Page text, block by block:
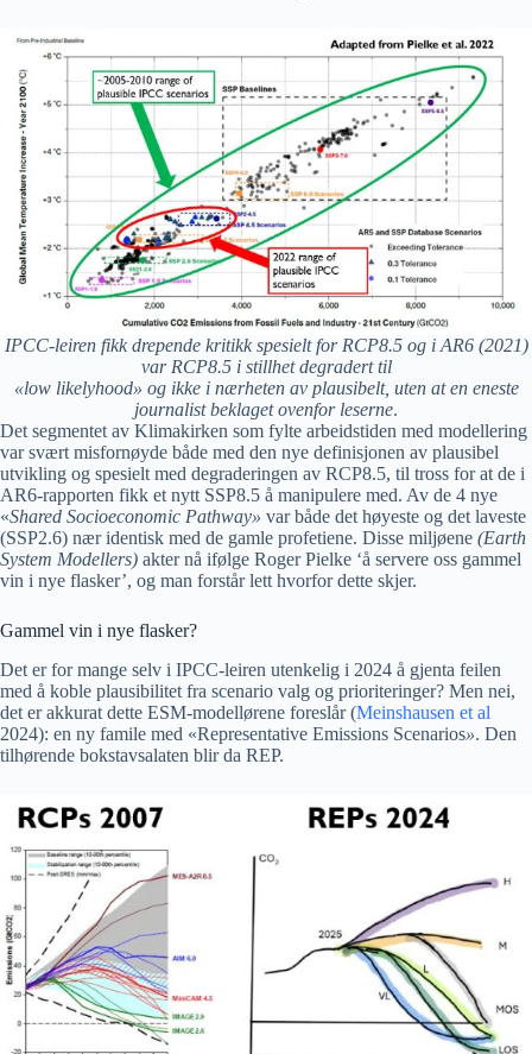
IPCC-leiren fikk drepende kritikk spesielt for RCP8.5 og i AR6 (2021)
var RCP8.5 i stillhet degradert til
«low likelyhood» og ikke i nærheten av plausibelt, uten at en eneste
journalist beklaget ovenfor leserne.
Det segmentet av Klimakirken som fylte arbeidstiden med modellering
var svært misfornøyde både med den nye definisjonen av plausibel
utvikling og spesielt med degraderingen av RCP8.5, til tross for at de i
AR6-rapporten fikk et nytt SSP8.5 å manipulere med. Av de 4 nye
«Shared Socioeconomic Pathway» var både det høyeste og det laveste
(SSP2.6) nær identisk med de gamle profetiene. Disse miljøene (Earth
System Modellers) akter nå ifølge Roger Pielke ‘å servere oss gammel
vin i nye flasker’, og man forstår lett hvorfor dette skjer.
Gammel vin i nye flasker?
Det er for mange selv i IPCC-leiren utenkelig i 2024 å gjenta feilen
med å koble plausibilitet fra scenario valg og prioriteringer? Men nei,
det er akkurat dette ESM-modellørene foreslår (Meinshausen et al
2024): en ny famile med «Representative Emissions Scenarios». Den
tilhørende bokstavsalaten blir da REP.